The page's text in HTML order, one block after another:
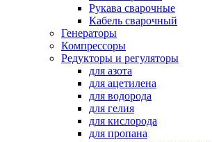
Рукава сварочные
Кабель сварочный
Генераторы
Компрессоры
Редукторы и регуляторы
для азота
для ацетилена
для водорода
для гелия
для кислорода
для пропана